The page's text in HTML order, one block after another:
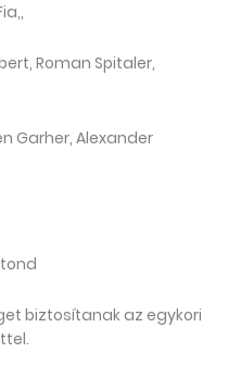
Roman Spitaler,
Garher, Alexander
biztosítanak az egykori